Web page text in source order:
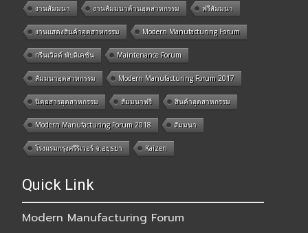
งานสัมมนา งานสัมมนาด้านอุตสาหกรรม ฟรีสัมมนา
งานแสดงสินค้าอุตสาหกรรม Modern Manufacturing Forum
กรีนเวิลด์ พับลิเคชั่น Maintenance Forum
สัมมนาอุตสาหกรรม Modern Manufacturing Forum 2017
นิตยสารอุตสาหกรรม สัมมนาฟรี สินค้าอุตสาหกรรม
Modern Manufacturing Forum 2018 สัมมนา
โรงแรมกรุงศรีริเวอร์ จ.อยุธยา Kaizen
Quick Link
Modern Manufacturing Forum